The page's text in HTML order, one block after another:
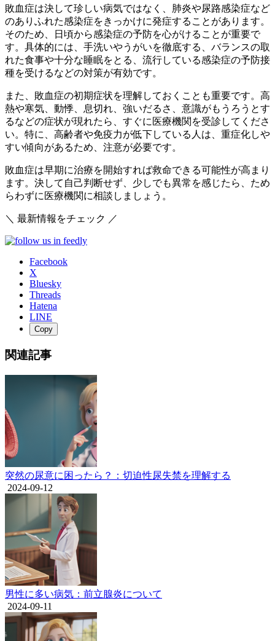
敗血症は決して珍しい病気ではなく、肺炎や尿路感染症など
のありふれた感染症をきっかけに発症することがあります。
そのため、日頃から感染症の予防を心がけることが重要で
す。具体的には、手洗いやうがいを徹底する、バランスの取
れた食事や十分な睡眠をとる、流行している感染症の予防接
種を受けるなどの対策が有効です。
また、敗血症の初期症状を理解しておくことも重要です。高
熱や寒気、動悸、息切れ、強いだるさ、意識がもうろうとす
るなどの症状が現れたら、すぐに医療機関を受診してくださ
い。特に、高齢者や免疫力が低下している人は、重症化しや
すい傾向があるため、注意が必要です。
敗血症は早期に治療を開始すれば救命できる可能性が高まり
ます。 決して自己判断せず、少しでも異常を感じたら、ため
らわずに医療機関に相談しましょう。
＼ 最新情報をチェック ／
Facebook
X
Bluesky
Threads
Hatena
LINE
Copy
関連記事
突然の尿意に困ったら？：切迫性尿失禁を理解する
2024-09-12
男性に多い病気：前立腺炎について
2024-09-11